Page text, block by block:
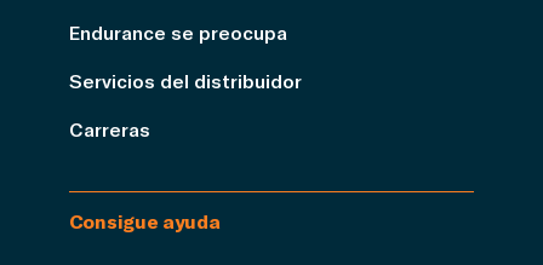
Endurance se preocupa
Servicios del distribuidor
Carreras
Consigue ayuda